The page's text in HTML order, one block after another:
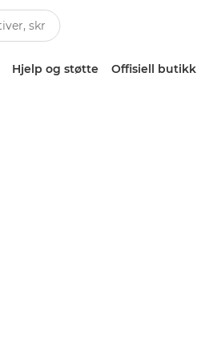
Hjelp og støtte Offisiell butikk